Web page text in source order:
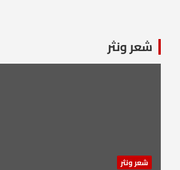
شعر ونثر
شعر ونثر